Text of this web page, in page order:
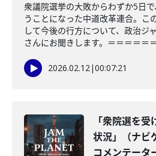
衆議院選挙の大敗からわずか5日
うことになった中道改革連合。こ
して今後の行方について、政治ジ
さんにお聞きします。＝＝＝＝＝
2026.02.12|00:07:21
「衆院選を
状況」（ナビ
コメンテータ